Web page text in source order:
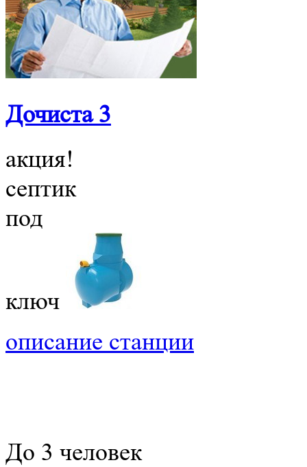
Дочиста 3
акция!
септик
под
ключ
описание станции
До 3 человек